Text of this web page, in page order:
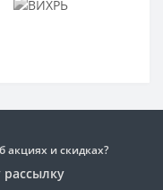
акциях и скидках?